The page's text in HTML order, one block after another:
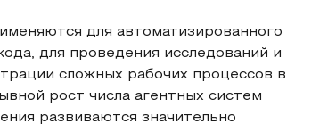
для автоматизированного
для проведения исследований и
сложных рабочих процессов в
рост числа агентных систем
развиваются значительно